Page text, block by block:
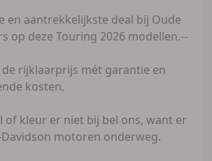
en aantrekkelijkste deal bij Oude
op deze Touring 2026 modellen.--
rijklaarprijs mét garantie en
kosten.
of kleur er niet bij bel ons, want er
motoren onderweg.